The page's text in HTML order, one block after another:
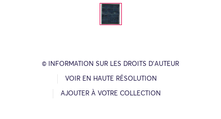
© INFORMATION SUR LES DROITS D’AUTEUR
VOIR EN HAUTE RÉSOLUTION
AJOUTER À VOTRE COLLECTION